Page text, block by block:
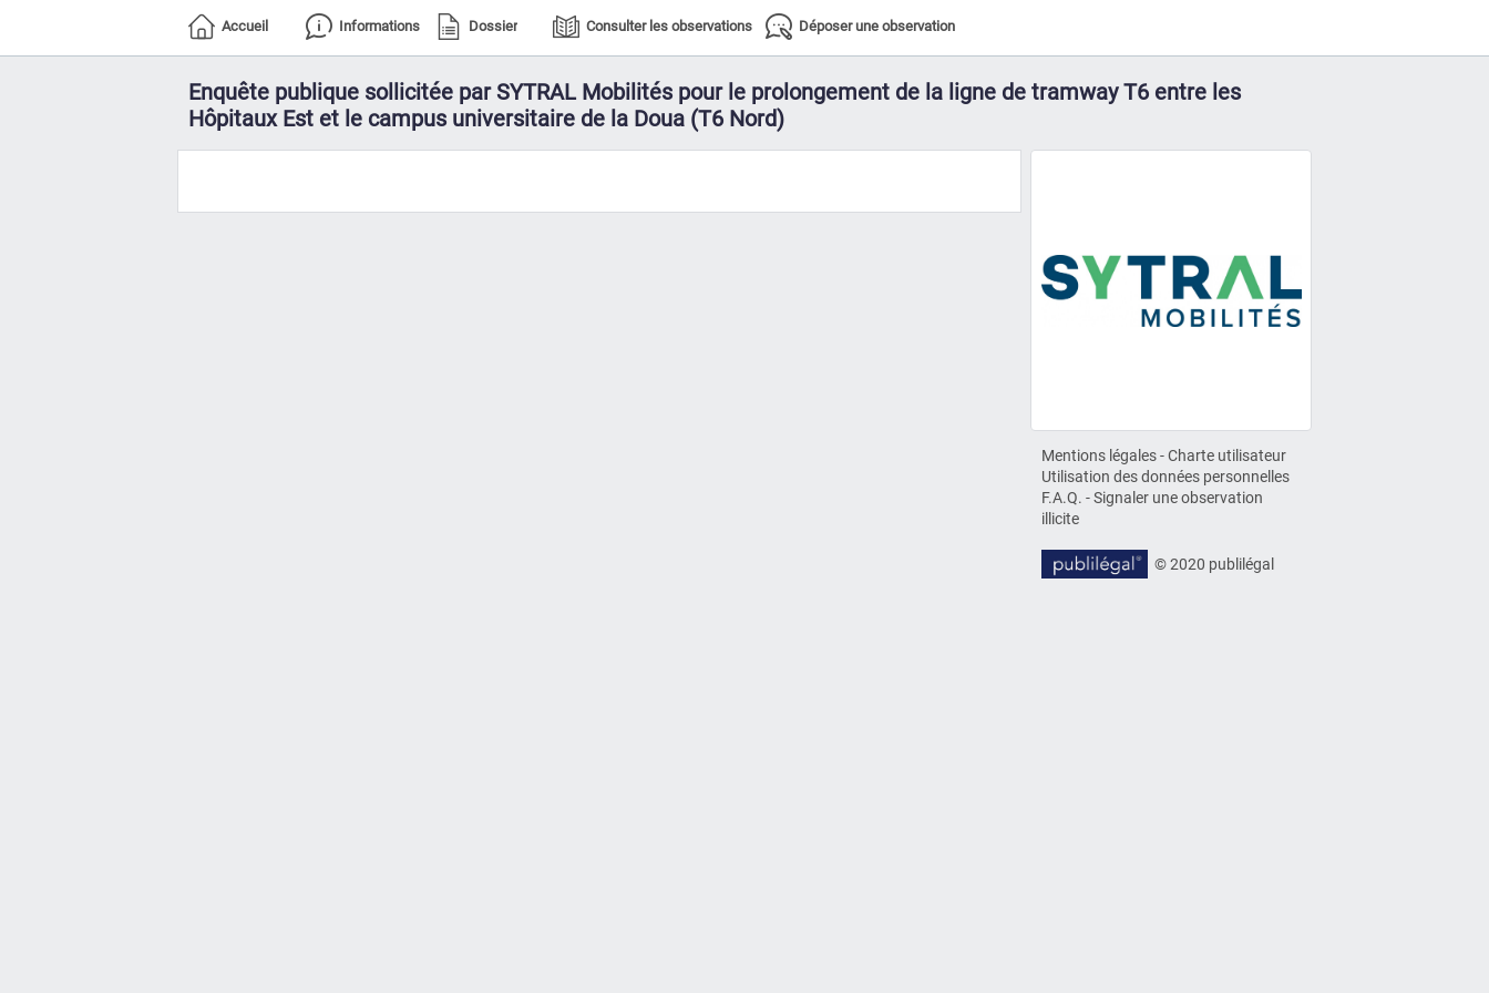
Accueil Informations Dossier Consulter les observations Déposer une observation
Enquête publique sollicitée par SYTRAL Mobilités pour le prolongement de la ligne de tramway T6 entre les
Hôpitaux Est et le campus universitaire de la Doua (T6 Nord)
Mentions légales-Charte utilisateur
Utilisation des données personnelles
F.A.Q. -Signaler une observation
illicite
© 2020 publilégal